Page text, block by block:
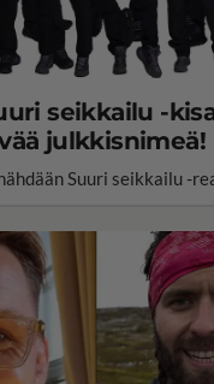
seikkailu -
julkkisnimeä!
Suuri seikkailu -